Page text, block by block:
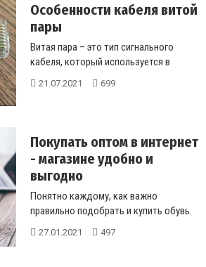
Особенности кабеля витой
пары
Витая пара – это тип сигнального
кабеля, который используется в
установках ИКТ. ...
21.07.2021 699
Покупать оптом в интернет
- магазине удобно и
выгодно
Понятно каждому, как важно
правильно подобрать и купить обувь.
Необходимо, чтобы туфли не
27.01.2021 497